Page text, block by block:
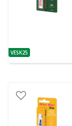
patarimas
VESK25